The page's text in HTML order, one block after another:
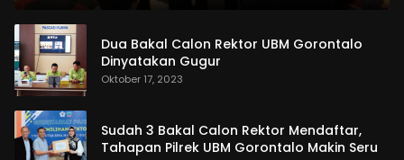
Dua Bakal Calon Rektor UBM Gorontalo
Dinyatakan Gugur
Oktober 17, 2023
Sudah 3 Bakal Calon Rektor Mendaftar,
Tahapan Pilrek UBM Gorontalo Makin Seru